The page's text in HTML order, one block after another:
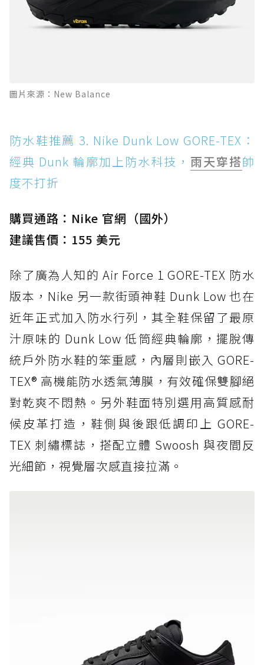
圖片來源：New Balance
防水鞋推薦 3. Nike Dunk Low GORE-TEX：
經典 Dunk 輪廓加上防水科技， 雨天穿搭帥
度不打折
購買通路：Nike 官網（國外）
建議售價：155 美元
除了廣為人知的 Air Force 1 GORE-TEX 防水
版本，Nike 另一款街頭神鞋 Dunk Low 也在
近年正式加入防水行列，其全鞋保留了最原
汁原味的 Dunk Low 低筒經典輪廓，擺脫傳
統戶外防水鞋的笨重感，內層則嵌入 GORE-
TEX® 高機能防水透氣薄膜，有效確保雙腳絕
對乾爽不悶熱。另外鞋面特別選用高質感耐
候皮革打造，鞋側與後跟低調印上 GORE-
TEX 刺繡標誌，搭配立體 Swoosh 與夜間反
光細節，視覺層次感直接拉滿。